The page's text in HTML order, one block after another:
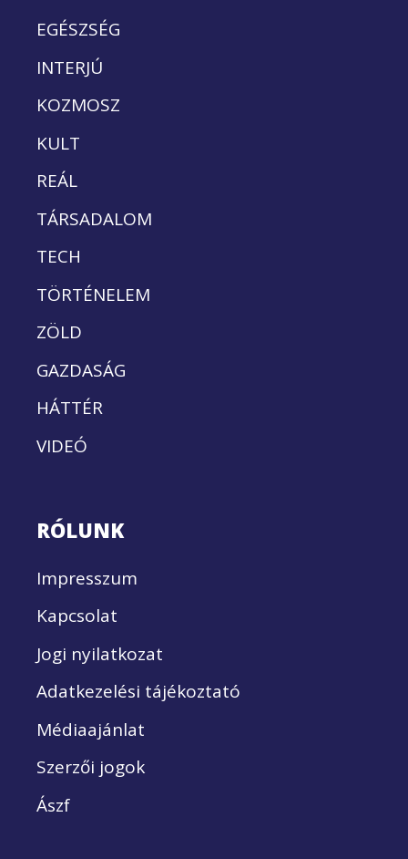
EGÉSZSÉG
INTERJÚ
KOZMOSZ
KULT
REÁL
TÁRSADALOM
TECH
TÖRTÉNELEM
ZÖLD
GAZDASÁG
HÁTTÉR
VIDEÓ
RÓLUNK
Impresszum
Kapcsolat
Jogi nyilatkozat
Adatkezelési tájékoztató
Médiaajánlat
Szerzői jogok
Ászf